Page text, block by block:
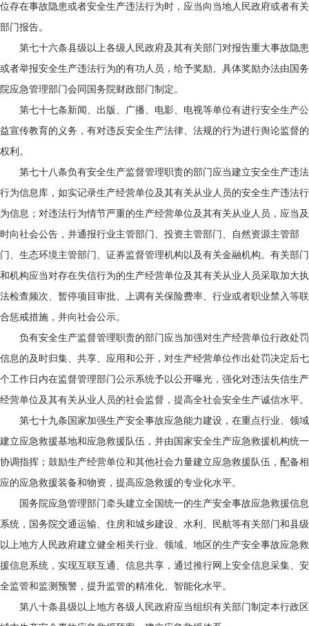
位存在事故隐患或者安全生产违法行为时，应当向当地人民政府或者有关
部门报告。
第七十六条县级以上各级人民政府及其有关部门对报告重大事故隐患
或者举报安全生产违法行为的有功人员，给予奖励。具体奖励办法由国务
院应急管理部门会同国务院财政部门制定。
第七十七条新闻、出版、广播、电影、电视等单位有进行安全生产公
益宣传教育的义务，有对违反安全生产法律、法规的行为进行舆论监督的
权利。
第七十八条负有安全生产监督管理职责的部门应当建立安全生产违法
行为信息库，如实记录生产经营单位及其有关从业人员的安全生产违法行
为信息；对违法行为情节严重的生产经营单位及其有关从业人员，应当及
时向社会公告，并通报行业主管部门、投资主管部门、自然资源主管部
门、生态环境主管部门、证券监督管理机构以及有关金融机构。有关部门
和机构应当对存在失信行为的生产经营单位及其有关从业人员采取加大执
法检查频次、暂停项目审批、上调有关保险费率、行业或者职业禁入等联
合惩戒措施，并向社会公示。
负有安全生产监督管理职责的部门应当加强对生产经营单位行政处罚
信息的及时归集、共享、应用和公开，对生产经营单位作出处罚决定后七
个工作日内在监督管理部门公示系统予以公开曝光，强化对违法失信生产
经营单位及其有关从业人员的社会监督，提高全社会安全生产诚信水平。
第七十九条国家加强生产安全事故应急能力建设，在重点行业、领域
建立应急救援基地和应急救援队伍，并由国家安全生产应急救援机构统一
协调指挥；鼓励生产经营单位和其他社会力量建立应急救援队伍，配备相
应的应急救援装备和物资，提高应急救援的专业化水平。
国务院应急管理部门牵头建立全国统一的生产安全事故应急救援信息
系统，国务院交通运输、住房和城乡建设、水利、民航等有关部门和县级
以上地方人民政府建立健全相关行业、领域、地区的生产安全事故应急救
援信息系统，实现互联互通、信息共享，通过推行网上安全信息采集、安
全监管和监测预警，提升监管的精准化、智能化水平。
第八十条县级以上地方各级人民政府应当组织有关部门制定本行政区